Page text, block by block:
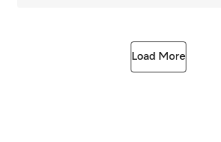
Load More